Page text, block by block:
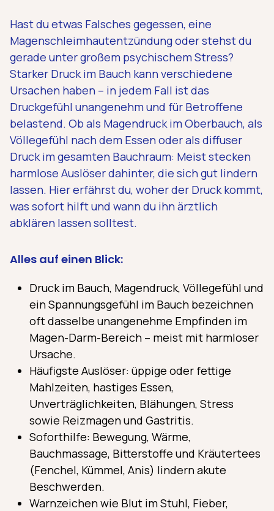
Hast du etwas Falsches gegessen, eine
Magenschleimhautentzündung oder stehst du
gerade unter großem psychischem Stress?
Starker Druck im Bauch kann verschiedene
Ursachen haben – in jedem Fall ist das
Druckgefühl unangenehm und für Betroffene
belastend. Ob als Magendruck im Oberbauch, als
Völlegefühl nach dem Essen oder als diffuser
Druck im gesamten Bauchraum: Meist stecken
harmlose Auslöser dahinter, die sich gut lindern
lassen. Hier erfährst du, woher der Druck kommt,
was sofort hilft und wann du ihn ärztlich
abklären lassen solltest.
Alles auf einen Blick:
Druck im Bauch, Magendruck, Völlegefühl und
ein Spannungsgefühl im Bauch bezeichnen
oft dasselbe unangenehme Empfinden im
Magen-Darm-Bereich – meist mit harmloser
Ursache.
Häufigste Auslöser: üppige oder fettige
Mahlzeiten, hastiges Essen,
Unverträglichkeiten, Blähungen, Stress
sowie Reizmagen und Gastritis.
Soforthilfe: Bewegung, Wärme,
Bauchmassage, Bitterstoffe und Kräutertees
(Fenchel, Kümmel, Anis) lindern akute
Beschwerden.
Warnzeichen wie Blut im Stuhl, Fieber,